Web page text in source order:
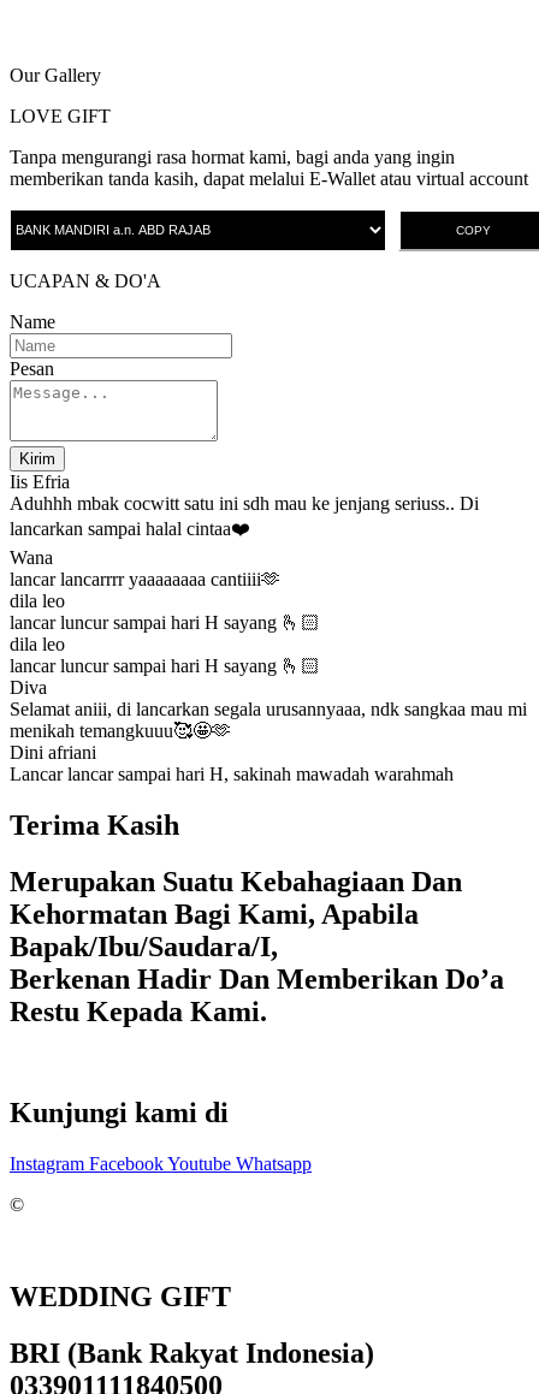
Our Gallery
LOVE GIFT
Tanpa mengurangi rasa hormat kami, bagi anda yang ingin
memberikan tanda kasih, dapat melalui E-Wallet atau virtual account
COPY
UCAPAN & DO'A
Name
Pesan
Kirim
Iis Efria
Aduhhh mbak cocwitt satu ini sdh mau ke jenjang seriuss.. Di
lancarkan sampai halal cintaa❤️
Wana
lancar lancarrrr yaaaaaaaa cantiiii🫶
dila leo
lancar luncur sampai hari H sayang 🫰🏻
dila leo
lancar luncur sampai hari H sayang 🫰🏻
Diva
Selamat aniii, di lancarkan segala urusannyaaa, ndk sangkaa mau mi
menikah temangkuuu🥰🤩🫶
Dini afriani
Lancar lancar sampai hari H, sakinah mawadah warahmah
Terima Kasih
Merupakan Suatu Kebahagiaan Dan
Kehormatan Bagi Kami, Apabila
Bapak/Ibu/Saudara/I,
Berkenan Hadir Dan Memberikan Do’a
Restu Kepada Kami.
Kunjungi kami di
Instagram FacebookYoutube Whatsapp
©
WEDDING GIFT
BRI (Bank Rakyat Indonesia)
033901111840500